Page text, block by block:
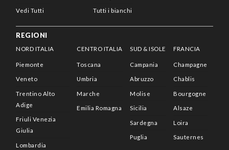
Vedi Tutti Tutti i bianchi
REGIONI
NORD ITALIA
Piemonte
Veneto
Trentino Alto
Adige
Friuli Venezia
Giulia
Lombardia
CENTRO ITALIA
Toscana
Umbria
Marche
Emilia Romagna
SUD & ISOLE
Campania
Abruzzo
Molise
Sicilia
Sardegna
Puglia
FRANCIA
Champagne
Chablis
Bourgogne
Alsaze
Loira
Sauternes